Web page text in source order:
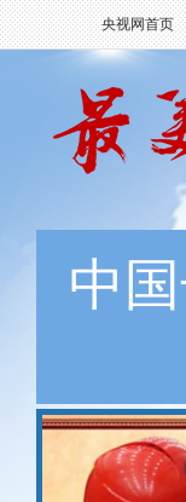
央视网首页
中